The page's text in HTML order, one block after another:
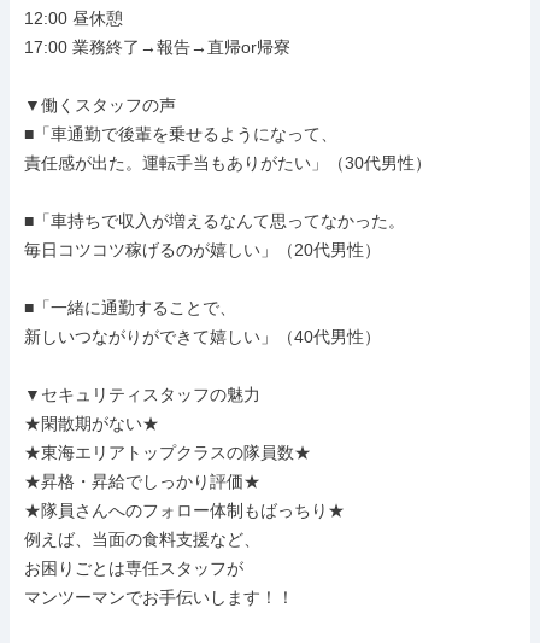
12:00 昼休憩
17:00 業務終了→報告→直帰or帰寮
▼働くスタッフの声
■「車通勤で後輩を乗せるようになって、
責任感が出た。運転手当もありがたい」（30代男性）
■「車持ちで収入が増えるなんて思ってなかった。
毎日コツコツ稼げるのが嬉しい」（20代男性）
■「一緒に通勤することで、
新しいつながりができて嬉しい」（40代男性）
▼セキュリティスタッフの魅力
★閑散期がない★
★東海エリアトップクラスの隊員数★
★昇格・昇給でしっかり評価★
★隊員さんへのフォロー体制もばっちり★
例えば、当面の食料支援など、
お困りごとは専任スタッフが
マンツーマンでお手伝いします！！